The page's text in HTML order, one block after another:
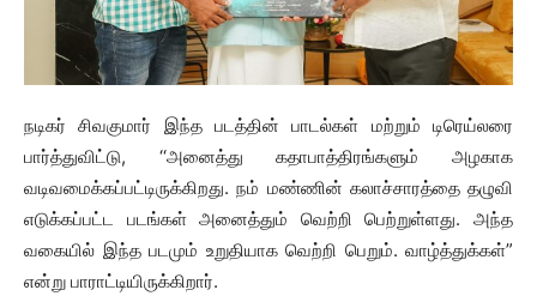
நடிகர் சிவகுமார் இந்த படத்தின் பாடல்கள் மற்றும் டிரெய்லரை
பார்த்துவிட்டு, ‘‘அனைத்து கதாபாத்திரங்களும் அழகாக
வடிவமைக்கப்பட்டிருக்கிறது. நம் மண்ணின் கலாச்சாரத்தை தழுவி
எடுக்கப்பட்ட படங்கள் அனைத்தும் வெற்றி பெற்றுள்ளது. அந்த
வகையில் இந்த படமும் உறுதியாக வெற்றி பெறும். வாழ்த்துக்கள்”
என்று பாராட்டியிருக்கிறார்.